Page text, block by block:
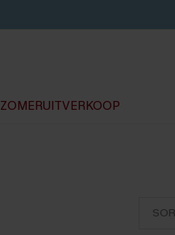
ZOMERUITVERKOOP